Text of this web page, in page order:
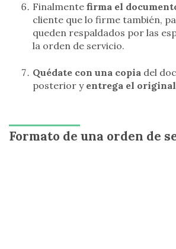
Finalmente firma el
cliente que lo firme también,
queden respaldados por las
la orden de servicio.
Quédate con una copia del
posterior y entrega el original
Formato de una orden de